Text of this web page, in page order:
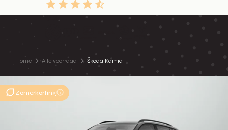
9.3
Home Alle voorraad Škoda Kamiq
Zomerkorting